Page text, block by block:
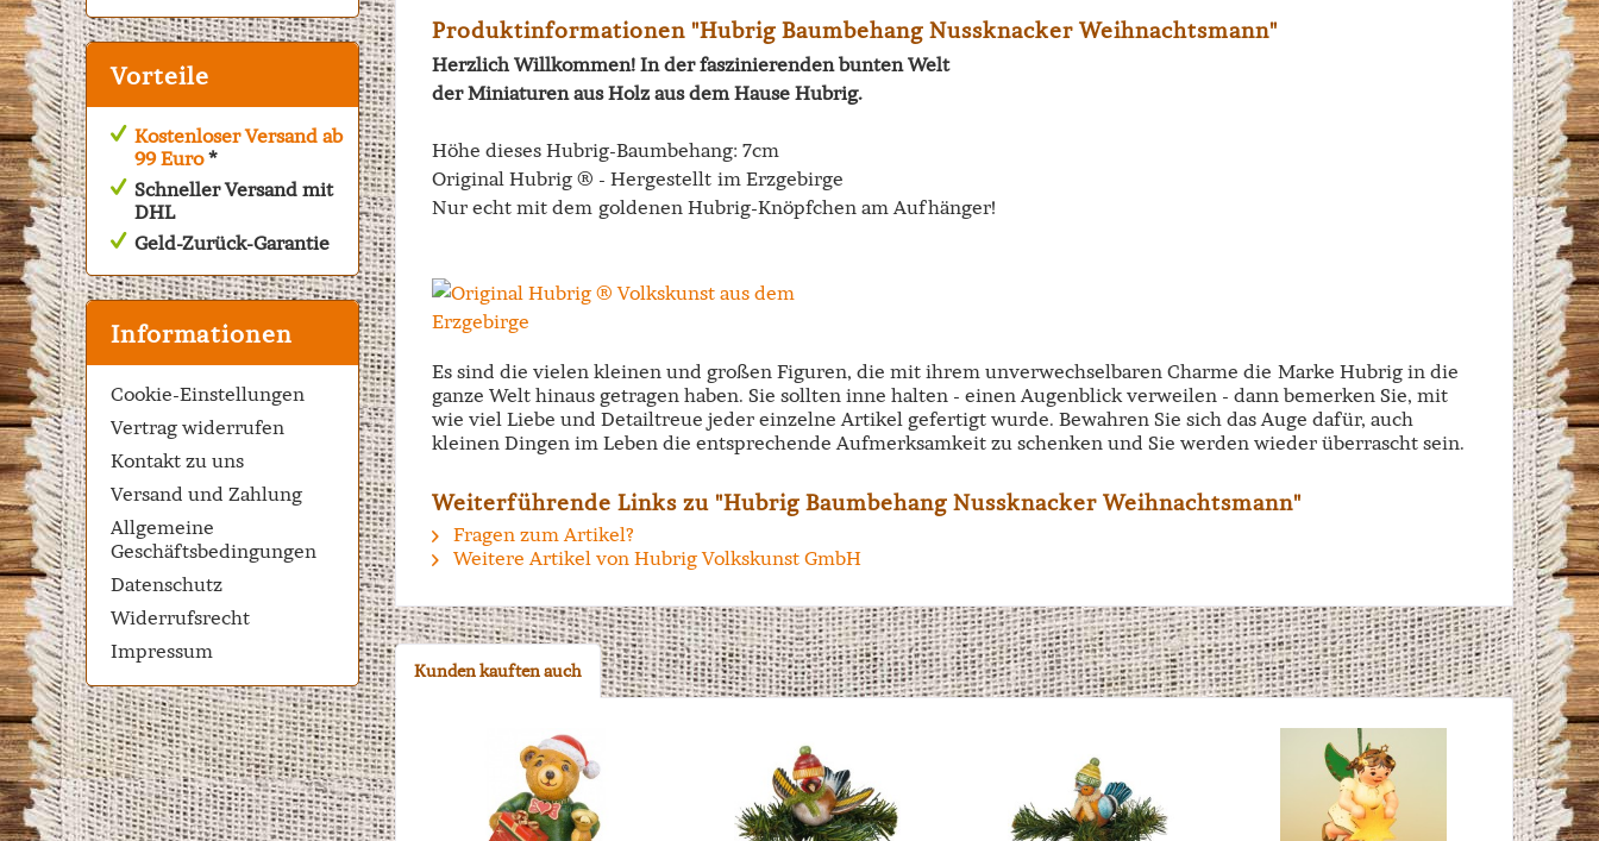
Vorteile
Kostenloser Versand ab
99 Euro*
Schneller Versand mit
DHL
Geld-Zurück-Garantie
Informationen
Cookie-Einstellungen
Vertrag widerrufen
Kontakt zu uns
Versand und Zahlung
Allgemeine
Geschäftsbedingungen
Datenschutz
Widerrufsrecht
Impressum
Produktinformationen "Hubrig Baumbehang Nussknacker Weihnachtsmann"
Herzlich Willkommen! In der faszinierenden bunten Welt
der Miniaturen aus Holz aus dem Hause Hubrig.
Höhe dieses Hubrig-Baumbehang: 7cm
Original Hubrig ® - Hergestellt im Erzgebirge
Nur echt mit dem goldenen Hubrig-Knöpfchen am Aufhänger!
Es sind die vielen kleinen und großen Figuren, die mit ihrem unverwechselbaren Charme die Marke Hubrig in die
ganze Welt hinaus getragen haben. Sie sollten inne halten - einen Augenblick verweilen - dann bemerken Sie, mit
wie viel Liebe und Detailtreue jeder einzelne Artikel gefertigt wurde. Bewahren Sie sich das Auge dafür, auch
kleinen Dingen im Leben die entsprechende Aufmerksamkeit zu schenken und Sie werden wieder überrascht sein.
Weiterführende Links zu "Hubrig Baumbehang Nussknacker Weihnachtsmann"
Fragen zum Artikel?
Weitere Artikel von Hubrig Volkskunst GmbH
Kunden kauften auch